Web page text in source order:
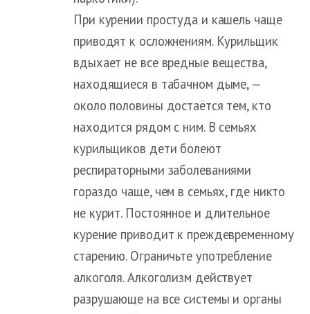
При курении простуда и кашель чаще
приводят к осложнениям. Курильщик
вдыхает не все вредные вещества,
находящиеся в табачном дыме, —
около половины достаётся тем, кто
находится рядом с ним. В семьях
курильщиков дети болеют
респираторными заболеваниями
гораздо чаще, чем в семьях, где никто
не курит. Постоянное и длительное
курение приводит к преждевременному
старению. Ограничьте употребление
алкоголя. Алкоголизм действует
разрушающе на все системы и органы